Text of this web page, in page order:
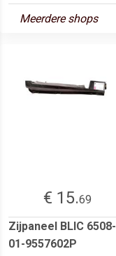
Meerdere shops
€ 15.69
Zijpaneel BLIC 6508-
01-9557602P